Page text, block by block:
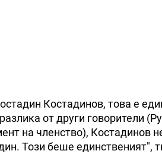
Костадинов, това е
от други говорители
на членство), Костадинов
Този беше единственият",